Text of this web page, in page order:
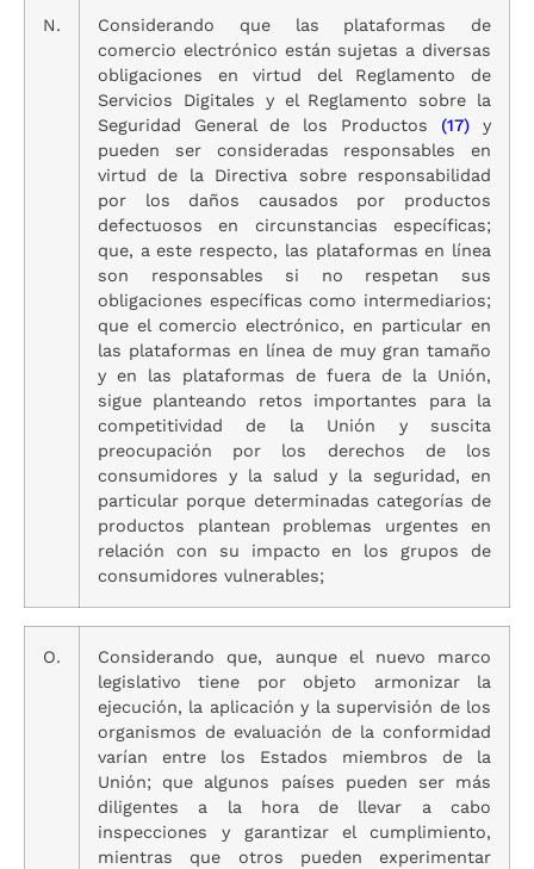
N.
Considerando que las plataformas de
comercio electrónico están sujetas a diversas
obligaciones en virtud del Reglamento de
Servicios Digitales y el Reglamento sobre la
Seguridad General de los Productos (17) y
pueden ser consideradas responsables en
virtud de la Directiva sobre responsabilidad
por los daños causados por productos
defectuosos en circunstancias específicas;
que, a este respecto, las plataformas en línea
son responsables si no respetan sus
obligaciones específicas como intermediarios;
que el comercio electrónico, en particular en
las plataformas en línea de muy gran tamaño
y en las plataformas de fuera de la Unión,
sigue planteando retos importantes para la
competitividad de la Unión y suscita
preocupación por los derechos de los
consumidores y la salud y la seguridad, en
particular porque determinadas categorías de
productos plantean problemas urgentes en
relación con su impacto en los grupos de
consumidores vulnerables;
O.
Considerando que, aunque el nuevo marco
legislativo tiene por objeto armonizar la
ejecución, la aplicación y la supervisión de los
organismos de evaluación de la conformidad
varían entre los Estados miembros de la
Unión; que algunos países pueden ser más
diligentes a la hora de llevar a cabo
inspecciones y garantizar el cumplimiento,
mientras que otros pueden experimentar